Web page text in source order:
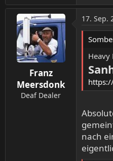
Franz
Meersdonk
Deaf Dealer
17. Sep.
Heavy
nach